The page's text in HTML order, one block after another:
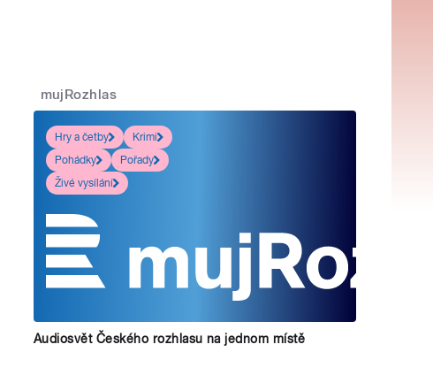
mujRozhlas
Hry a četby
Krimi
Pohádky
Pořady
Živé vysílání
Audiosvět Českého rozhlasu na jednom místě